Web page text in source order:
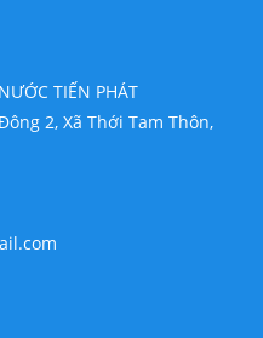
TIẾN PHÁT
2, Xã Thới Tam Thôn,